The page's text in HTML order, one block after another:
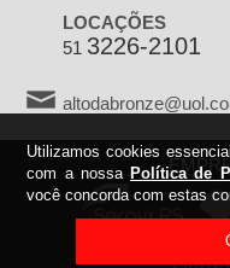
Utilizamos cookies
com a nossaPolítica de
você concorda com estas
LOCAÇÕES
51 3226-2101